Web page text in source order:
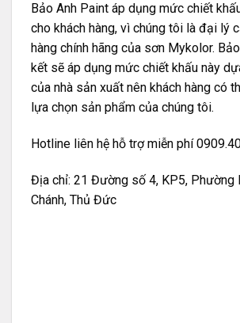
Bảo Anh Paint áp dụng mức chiết
cho khách hàng, vì chúng tôi là đại lý
hàng chính hãng của sơn Mykolor.
kết sẽ áp dụng mức chiết khấu này
của nhà sản xuất nên khách hàng có
lựa chọn sản phẩm của chúng tôi.
Hotline liên hệ hỗ trợ miễn phí
Địa chỉ: 21 Đường số 4, KP5, Phường
Chánh, Thủ Đức